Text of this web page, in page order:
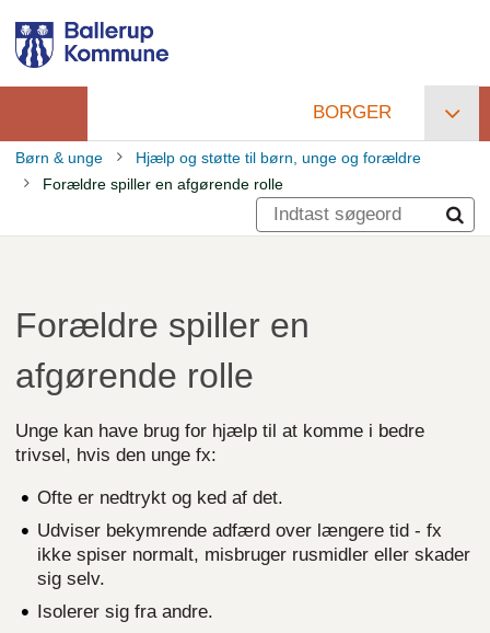
hovedindhold
Primær
navigation
BORGER
Brødkrumme
Børn & unge
Hjælp og støtte til børn, unge og forældre
Forældre spiller en afgørende rolle
Forældre spiller en
afgørende rolle
Unge kan have brug for hjælp til at komme i bedre
trivsel, hvis den unge fx:
Ofte er nedtrykt og ked af det.
Udviser bekymrende adfærd over længere tid - fx
ikke spiser normalt, misbruger rusmidler eller skader
sig selv.
Isolerer sig fra andre.